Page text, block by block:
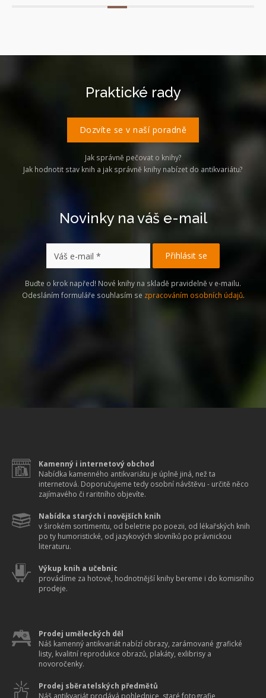
Praktické rady
Dozvíte se v naší poradně
Jak správně pečovat o knihy?
Jak hodnotit stav knih a jak správně knihy nabízet do antikvariátu?
Novinky na váš e-mail
Buďte o krok napřed! Nové knihy na skladě pravidelně v e-mailu.
Odesláním formuláře souhlasím se zpracováním osobních údajů.
Kamenný i internetový obchod
Nabídka kamenného antikvariátu je úplně jiná, než ta
internetová. Doporučujeme tedy osobní návštěvu - určitě něco
zajímavého či raritního objevíte.
Nabídka starých i novějších knih
v širokém sortimentu, od beletrie po poezii, od lékařských knih
po ty humoristické, od jazykových slovníků po právnickou
literaturu.
Výkup knih a učebnic
provádíme za hotové, hodnotnější knihy bereme i do komisního
prodeje.
Prodej uměleckých děl
Náš kamenný antikvariát nabízí obrazy, zarámované grafické
listy, kvalitní reprodukce obrazů, plakáty, exlibrisy a
novoročenky.
Prodej sběratelských předmětů
Náš antikvariát prodává pohlednice, staré fotografie,